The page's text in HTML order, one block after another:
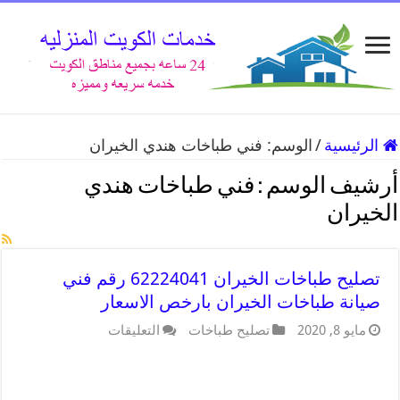
الرئيسية / الوسم: فني طباخات هندي الخيران
أرشيف الوسم : فني طباخات هندي
الخيران
تصليح طباخات الخيران 62224041 رقم فني
صيانة طباخات الخيران بارخص الاسعار
مايو 8, 2020 تصليح طباخات التعليقات